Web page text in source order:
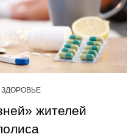
жителей